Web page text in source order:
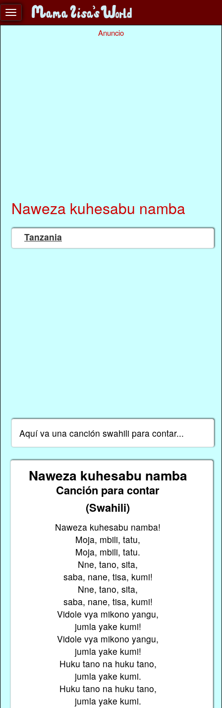
Anuncio
Naweza kuhesabu namba
Tanzania
Aquí va una canción swahili para contar...
Naweza kuhesabu namba
Canción para contar
(Swahili)
Naweza kuhesabu namba!
Moja, mbili, tatu,
Moja, mbili, tatu.
Nne, tano, sita,
saba, nane, tisa, kumi!
Nne, tano, sita,
saba, nane, tisa, kumi!
Vidole vya mikono yangu,
jumla yake kumi!
Vidole vya mikono yangu,
jumla yake kumi!
Huku tano na huku tano,
jumla yake kumi.
Huku tano na huku tano,
jumla yake kumi.